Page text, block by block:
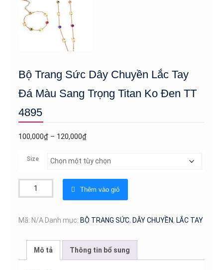
Bộ Trang Sức Dây Chuyền Lắc Tay
Đá Màu Sang Trọng Titan Ko Đen TT
4895
100,000₫ – 120,000₫Khoảng
từ
đến
120,000₫
Size
Trang
Dây
Thêm vào giỏ
Mã: N/A Danh mục: BỘ TRANG SỨC, DÂY CHUYỀN, LẮC TAY
Mô tả Thông tin bổ sung